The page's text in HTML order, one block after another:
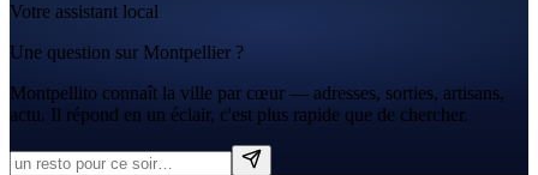
Votre assistant local
Une question sur Montpellier ?
Montpellito connaît la ville par cœur — adresses, sorties, artisans,
actu. Il répond en un éclair, c'est plus rapide que de chercher.